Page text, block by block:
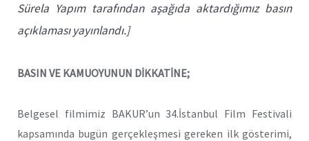
Sürela Yapım tarafından aşağıda aktardığımız basın
açıklaması yayınlandı.]
BASIN VE KAMUOYUNUN DİKKATİNE;
Belgesel filmimiz BAKUR’un 34.İstanbul Film Festivali
kapsamında bugün gerçekleşmesi gereken ilk gösterimi,